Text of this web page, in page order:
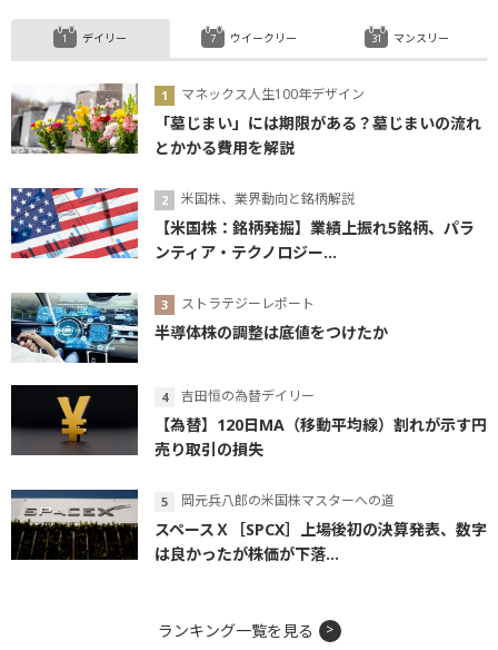
デイリー
マネックス人生100年デザイン
「墓じまい」には期限がある？墓じまいの流れ
とかかる費用を解説
米国株、業界動向と銘柄解説
【米国株：銘柄発掘】業績上振れ5銘柄、パラ
ンティア・テクノロジー...
ストラテジーレポート
半導体株の調整は底値をつけたか
吉田恒の為替デイリー
【為替】120日MA（移動平均線）割れが示す円
売り取引の損失
岡元兵八郎の米国株マスターへの道
スペースＸ［SPCX］上場後初の決算発表、数字
は良かったが株価が下落...
ウイークリー マンスリー
ランキング一覧を見る